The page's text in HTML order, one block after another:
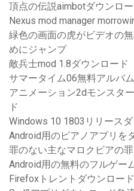
頂点の伝説aimbotダウンロ
Nexus mod manager
緑色の画面の虎がビデオの
めにジャンプ
敵兵士mod 1.8ダウンロード
サマータイム06無料アルバ
アニメーション2dモンスタ
ド
Windows 10 1803リリース
Android用のピアノアプリを
罪のない主なマロクビアの
Android用の無料のフルゲー
Firefoxトレントダウンロード